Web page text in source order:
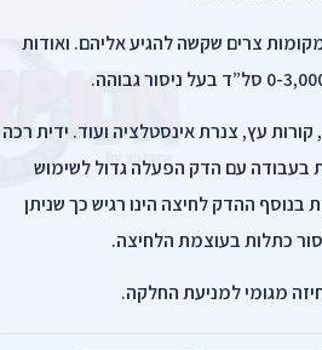
צרים שקשה להגיע אליהם. ואודות
עץ, צנרת אינסטלציה ועוד. ידית רכה
בעבודה עם הדק הפעלה גדול לשימוש
ההדק לחיצה הינו רגיש כך שניתן
כתלות בעוצמת הלחיצה.
מגומי למניעת החלקה.